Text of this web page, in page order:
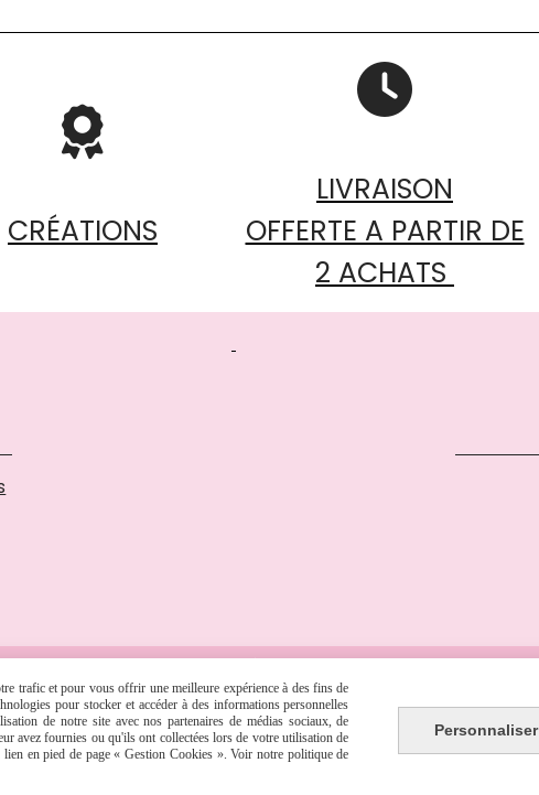

CRÉATIONS

LIVRAISON
OFFERTE A PARTIR DE
2 ACHATS
trafic et pour vous offrir une meilleure expérience à des fins de
pour stocker et accéder à des informations personnelles
de notre site avec nos partenaires de médias sociaux, de
avez fournies ou qu'ils ont collectées lors de votre utilisation de
en pied de page « Gestion Cookies ». Voir notre politique de
Personnaliser